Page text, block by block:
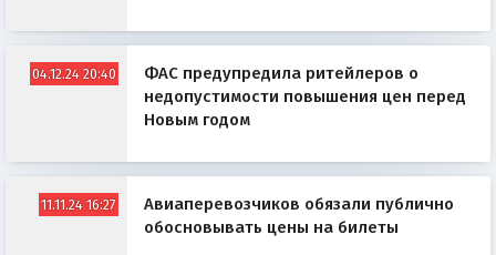
04.12.24 20:40
ФАС предупредила ритейлеров о
недопустимости повышения цен перед
Новым годом
11.11.24 16:27
Авиаперевозчиков обязали публично
обосновывать цены на билеты